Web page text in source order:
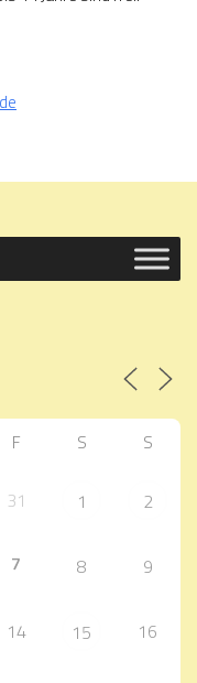
F S S
31 1 2
7 8 9
14 15 16